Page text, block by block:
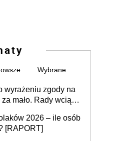
Wybrane
wyrażeniu zgody na
mało. Rady wciąż
2026 – ile osób
[RAPORT]